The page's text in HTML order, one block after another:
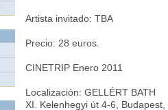
Artista invitado: TBA
Precio: 28 euros.
CINETRIP Enero 2011
Localización: GELLÉRT BATH
XI. Kelenhegyi út 4-6, Budapest,